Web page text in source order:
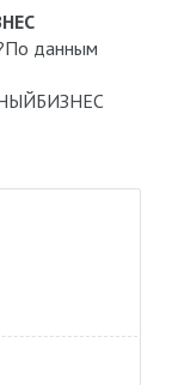
По данным